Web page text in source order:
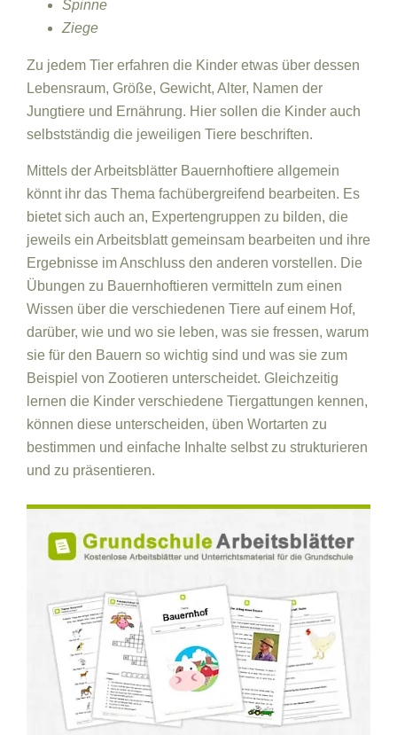
Spinne
Ziege
Zu jedem Tier erfahren die Kinder etwas über dessen
Lebensraum, Größe, Gewicht, Alter, Namen der
Jungtiere und Ernährung. Hier sollen die Kinder auch
selbstständig die jeweiligen Tiere beschriften.
Mittels der Arbeitsblätter Bauernhoftiere allgemein
könnt ihr das Thema fachübergreifend bearbeiten. Es
bietet sich auch an, Expertengruppen zu bilden, die
jeweils ein Arbeitsblatt gemeinsam bearbeiten und ihre
Ergebnisse im Anschluss den anderen vorstellen. Die
Übungen zu Bauernhoftieren vermitteln zum einen
Wissen über die verschiedenen Tiere auf einem Hof,
darüber, wie und wo sie leben, was sie fressen, warum
sie für den Bauern so wichtig sind und was sie zum
Beispiel von Zootieren unterscheidet. Gleichzeitig
lernen die Kinder verschiedene Tiergattungen kennen,
können diese unterscheiden, üben Wortarten zu
bestimmen und einfache Inhalte selbst zu strukturieren
und zu präsentieren.